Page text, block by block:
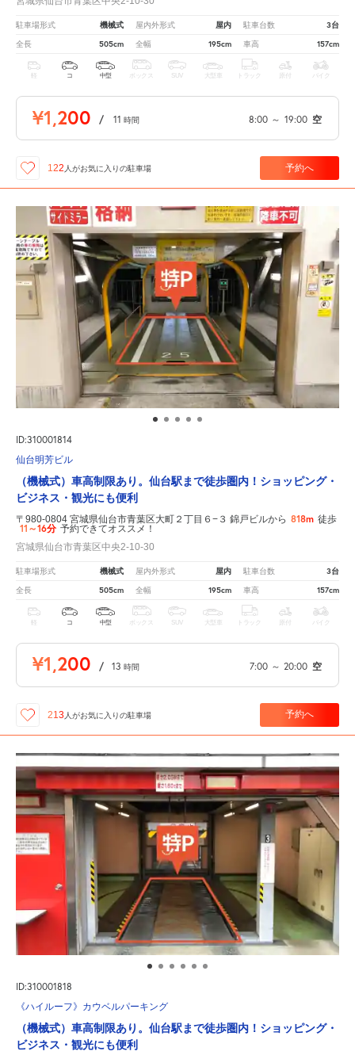
駐車場形式 機械式 屋内外形式 屋内 駐車台数 3台
全長 505cm 全幅 195cm 車高 157cm
軽 コ 中型 ボックス SUV 大型車 トラック 原付 バイク
¥1,200 / 11 時間 8:00 ～ 19:00 空
122 人がお気に入りの駐車場 予約へ
ID:310001814
仙台明芳ビル
（機械式）車高制限あり。仙台駅まで徒歩圏内！ショッピング・
ビジネス・観光にも便利
〒980-0804 宮城県仙台市青葉区大町２丁目６−３ 錦戸ビルから 818m 徒歩
11～16分 予約できてオススメ！
宮城県仙台市青葉区中央2-10-30
駐車場形式 機械式 屋内外形式 屋内 駐車台数 3台
全長 505cm 全幅 195cm 車高 157cm
軽 コ 中型 ボックス SUV 大型車 トラック 原付 バイク
¥1,200 / 13 時間 7:00 ～ 20:00 空
213 人がお気に入りの駐車場 予約へ
ID:310001818
《ハイルーフ》カウベルパーキング
（機械式）車高制限あり。仙台駅まで徒歩圏内！ショッピング・
ビジネス・観光にも便利